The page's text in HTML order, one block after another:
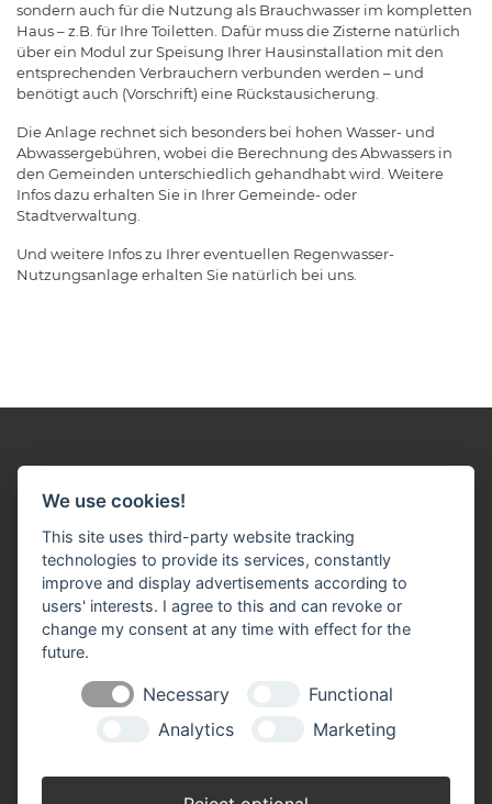
sondern auch für die Nutzung als Brauchwasser im kompletten
Haus – z.B. für Ihre Toiletten. Dafür muss die Zisterne natürlich
über ein Modul zur Speisung Ihrer Hausinstallation mit den
entsprechenden Verbrauchern verbunden werden – und
benötigt auch (Vorschrift) eine Rückstausicherung.
Die Anlage rechnet sich besonders bei hohen Wasser- und
Abwassergebühren, wobei die Berechnung des Abwassers in
den Gemeinden unterschiedlich gehandhabt wird. Weitere
Infos dazu erhalten Sie in Ihrer Gemeinde- oder
Stadtverwaltung.
Und weitere Infos zu Ihrer eventuellen Regenwasser-
Nutzungsanlage erhalten Sie natürlich bei uns.
Impressum Datenschutz Widerruf-Formular
Cookie-Einstellungen ändern
53332 Bornheim-Roisdorf
Telefon: 0 22 22 / 93 30 - 0
Telefax: 0 22 22 / 93 30 - 33
We use cookies!
This site uses third-party website tracking
technologies to provide its services, constantly
improve and display advertisements according to
users' interests. I agree to this and can revoke or
change my consent at any time with effect for the
future.
Necessary
Functional
Analytics
Marketing